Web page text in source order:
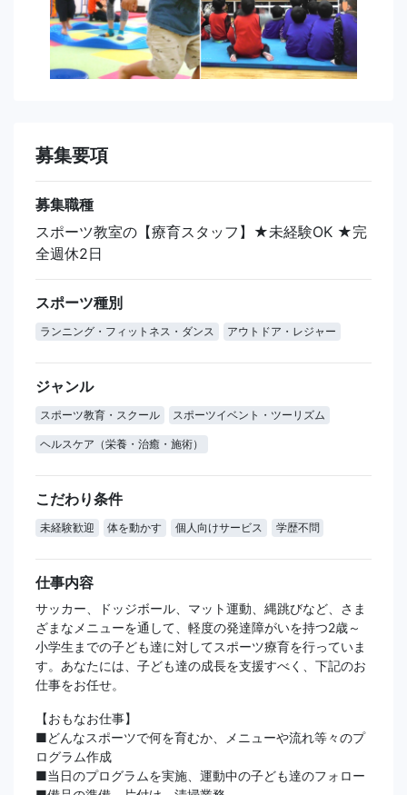
募集要項
募集職種
スポーツ教室の【療育スタッフ】★未経験OK ★完
全週休2日
スポーツ種別
ランニング・フィットネス・ダンス アウトドア・レジャー
ジャンル
スポーツ教育・スクール スポーツイベント・ツーリズム
ヘルスケア（栄養・治癒・施術）
こだわり条件
未経験歓迎 体を動かす 個人向けサービス 学歴不問
仕事内容
サッカー、ドッジボール、マット運動、縄跳びなど、さま
ざまなメニューを通して、軽度の発達障がいを持つ2歳～
小学生までの子ども達に対してスポーツ療育を行っていま
す。あなたには、子ども達の成長を支援すべく、下記のお
仕事をお任せ。
【おもなお仕事】
■どんなスポーツで何を育むか、メニューや流れ等々のプ
ログラム作成
■当日のプログラムを実施、運動中の子ども達のフォロー